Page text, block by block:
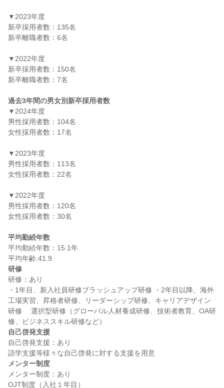
▼2023年度
新卒採用者数：135名
新卒離職者数：6名
▼2022年度
新卒採用者数：150名
新卒離職者数：7名
過去3年間の男女別新卒採用者数
▼2024年度
男性採用者数：104名
女性採用者数：17名
▼2023年度
男性採用者数：113名
女性採用者数：22名
▼2022年度
男性採用者数：120名
女性採用者数：30名
平均勤続年数
平均勤続年数：15.1年
研修
研修：あり
・1年目、新入社員研修ブラッシュアップ研修 ・2年目以降、海外
工場実習、昇格者研修、リーダーシップ研修、キャリアデザイン
研修 　選択型研修（グローバル人材養成研修、技術者教育、OA研
自己啓発支援
自己啓発支援：あり
メンター制度
メンター制度：あり